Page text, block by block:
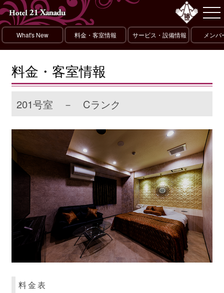
What's New 料金・客室情報 サービス・設備情報 メンバ
料金・客室情報
201号室 － Cランク
料金表